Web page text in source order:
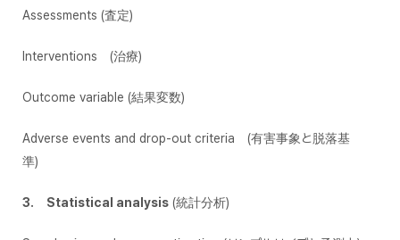
Assessments (査定)
Interventions (治療)
Outcome variable (結果変数)
Adverse events and drop-out criteria (有害事象と脱落基
準)
3. Statistical analysis (統計分析)